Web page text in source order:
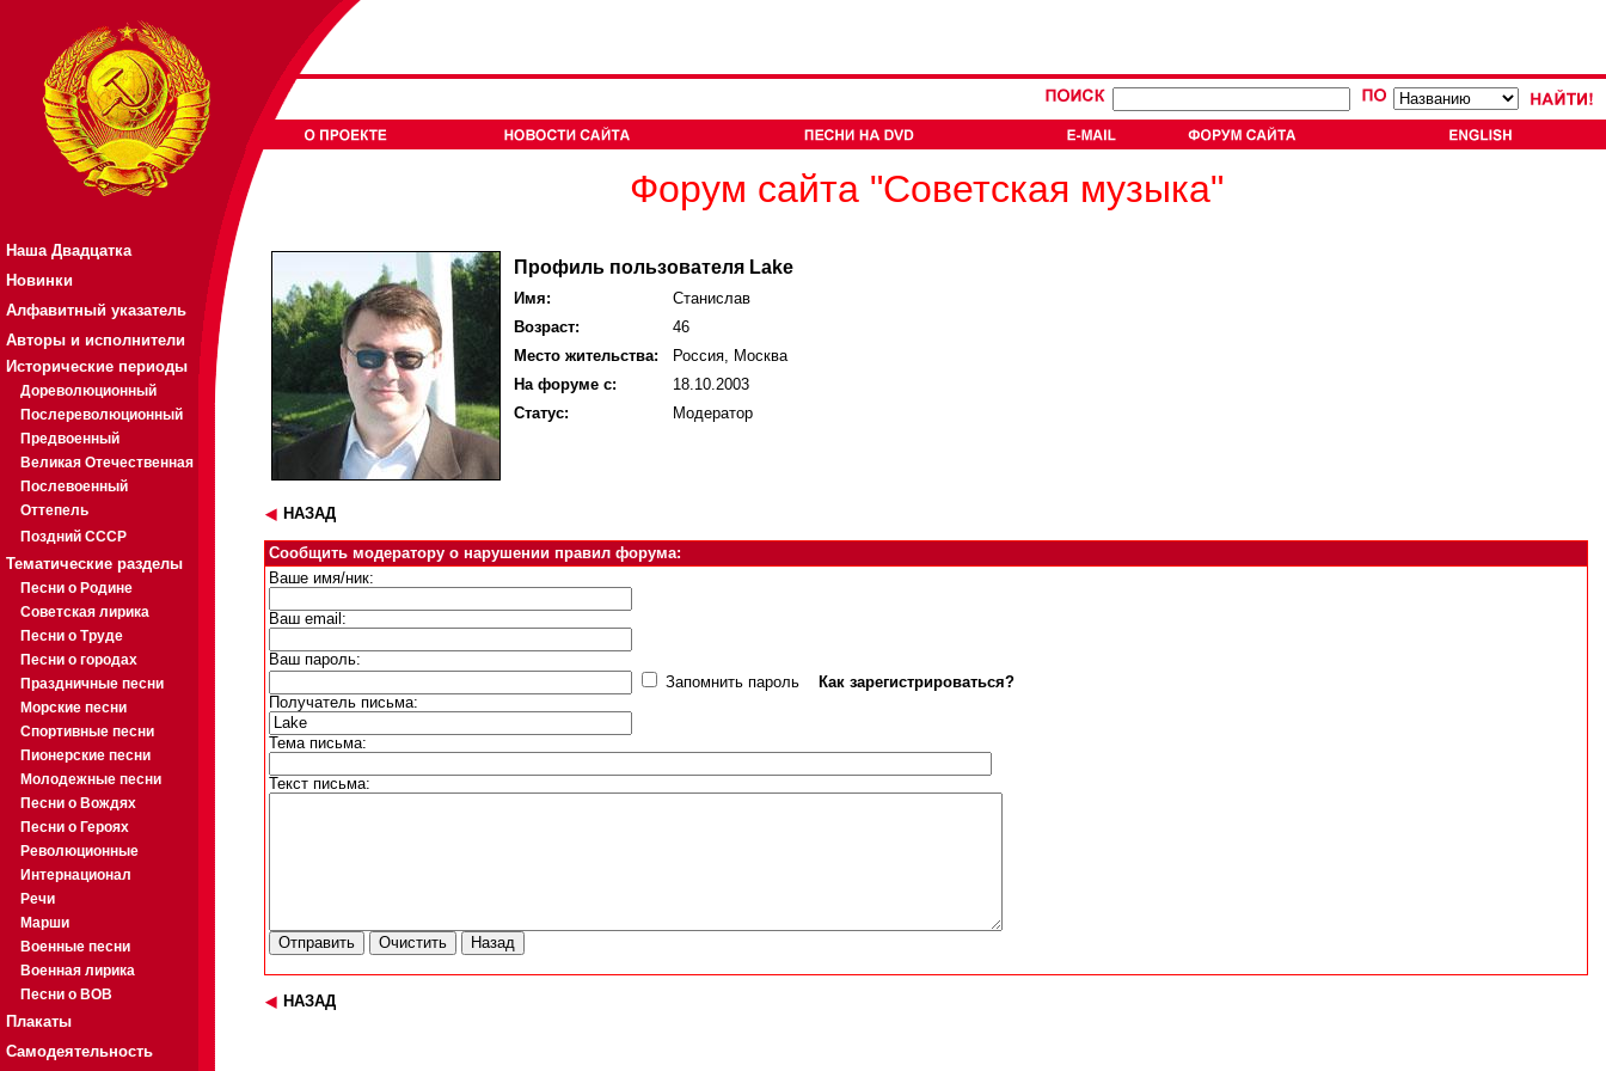
Наша Двадцатка
Новинки
Алфавитный указатель
Авторы и исполнители
Исторические периоды
Дореволюционный
Послереволюционный
Предвоенный
Великая Отечественная
Послевоенный
Оттепель
Поздний СССР
Тематические разделы
Песни о Родине
Советская лирика
Песни о Труде
Песни о городах
Праздничные песни
Морские песни
Спортивные песни
Пионерские песни
Молодежные песни
Песни о Вождях
Песни о Героях
Революционные
Интернационал
Речи
Марши
Военные песни
Военная лирика
Песни о ВОВ
Плакаты
Самодеятельность
Форум сайта "Советская музыка"
Профиль пользователя Lake
Имя:
Станислав
Возраст:
46
Место жительства:
Россия, Москва
На форуме с:
18.10.2003
Статус:
Модератор
НАЗАД
Сообщить модератору о нарушении правил форума:
Ваше имя/ник:
Ваш email:
Ваш пароль:
Запомнить пароль
Как зарегистрироваться?
Получатель письма:
Тема письма:
Текст письма:
НАЗАД